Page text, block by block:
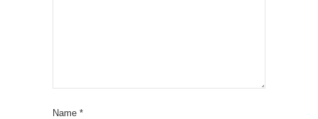
Name *